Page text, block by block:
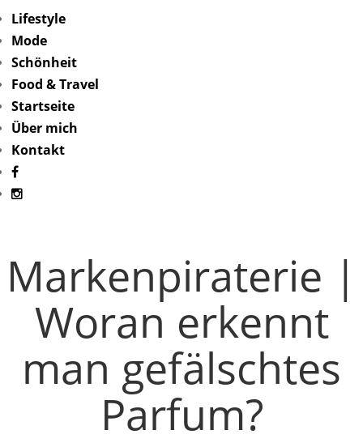
Lifestyle
Mode
Schönheit
Food & Travel
Startseite
Über mich
Kontakt
Markenpiraterie |
Woran erkennt
man gefälschtes
Parfum?